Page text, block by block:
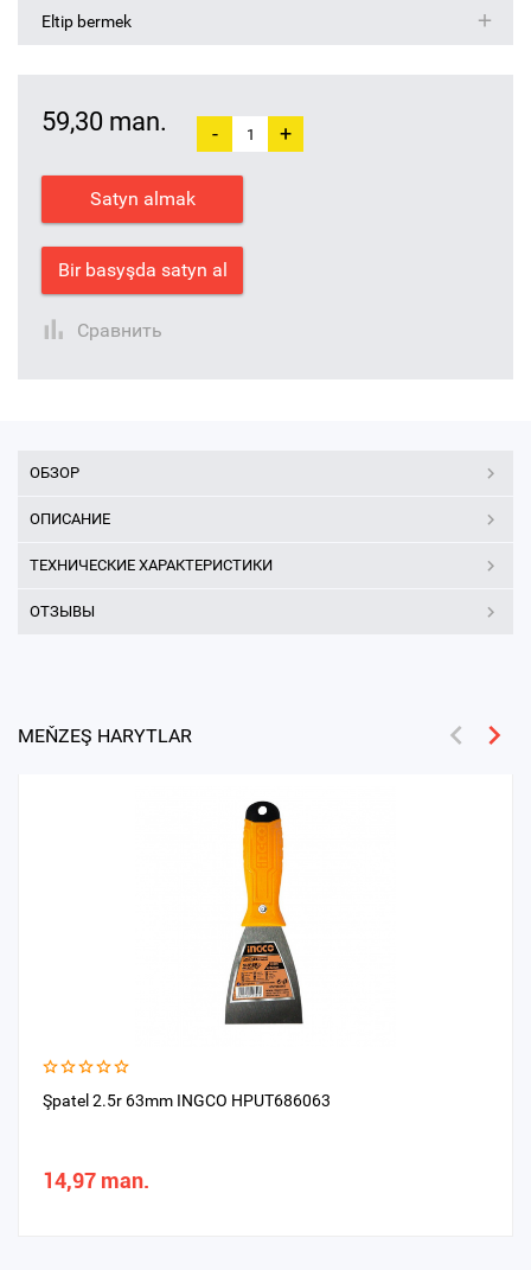
Eltip bermek
59,30 man. - +
Satyn almak
Bir basyşda satyn al
Сравнить
ОБЗОР
ОПИСАНИЕ
ТЕХНИЧЕСКИЕ ХАРАКТЕРИСТИКИ
ОТЗЫВЫ
MEŇZEŞ HARYTLAR
Şpatel 2.5r 63mm INGCO HPUT686063
14,97 man.